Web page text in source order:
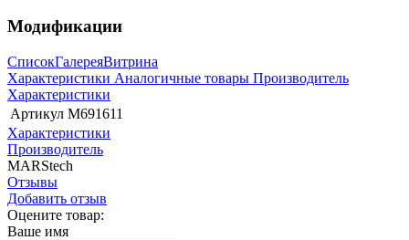
Модификации
СписокГалереяВитрина
Характеристики Аналогичные товары Производитель
Характеристики
Артикул M691611
Характеристики
Производитель
MARStech
Отзывы
Добавить отзыв
Оцените товар:
Ваше имя